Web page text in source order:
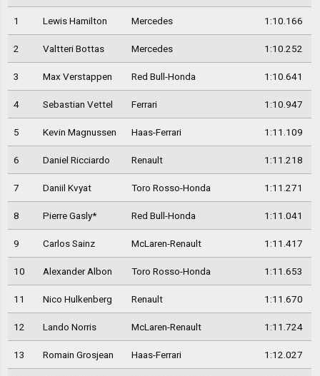
1 Lewis Hamilton Mercedes 1:10.166
2 Valtteri Bottas Mercedes 1:10.252
3 Max Verstappen Red Bull-Honda 1:10.641
4 Sebastian Vettel Ferrari 1:10.947
5 Kevin Magnussen Haas-Ferrari 1:11.109
6 Daniel Ricciardo Renault 1:11.218
7 Daniil Kvyat Toro Rosso-Honda 1:11.271
8 Pierre Gasly* Red Bull-Honda 1:11.041
9 Carlos Sainz McLaren-Renault 1:11.417
10 Alexander Albon Toro Rosso-Honda 1:11.653
11 Nico Hulkenberg Renault 1:11.670
12 Lando Norris McLaren-Renault 1:11.724
13 Romain Grosjean Haas-Ferrari 1:12.027